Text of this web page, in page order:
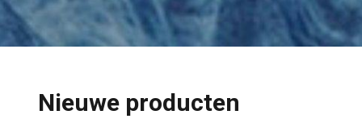
Nieuwe producten